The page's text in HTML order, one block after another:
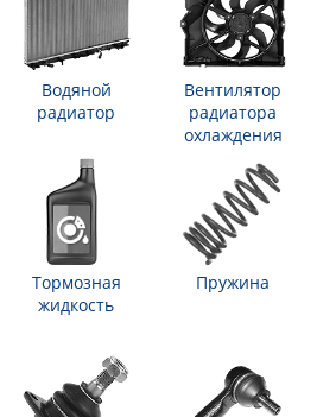
Водяной
радиатор
Вентилятор
радиатора
охлаждения
Тормозная
жидкость
Пружина